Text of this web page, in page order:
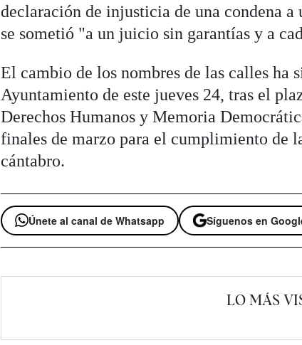
declaración de injusticia de una condena
se sometió "a un juicio sin garantías y a
El cambio de los nombres de las calles ha
Ayuntamiento de este jueves 24, tras el
Derechos Humanos y Memoria
finales de marzo para el cumplimiento de
cántabro.
Únete al canal de Whatsapp Síguenos en
LO MÁS